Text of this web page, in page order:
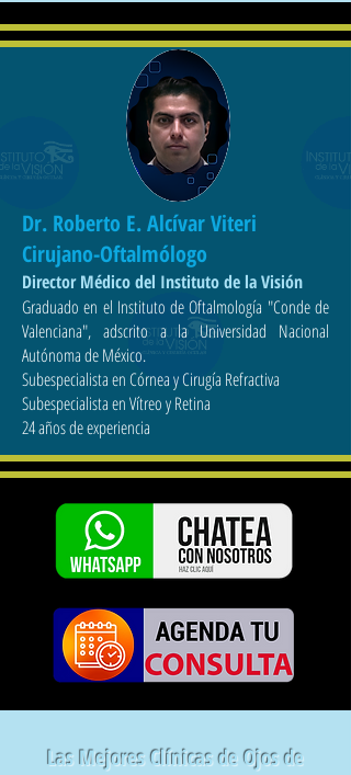
Dr. Roberto E. Alcívar Viteri
Cirujano-Oftalmólogo
Director Médico del Instituto de la Visión
Graduado en el Instituto de Oftalmología "Conde de
Valenciana", adscrito a la Universidad Nacional
Autónoma de México.
Subespecialista en Córnea y Cirugía Refractiva
Subespecialista en Vítreo y Retina
24 años de experiencia
Las Mejores Clínicas de Ojos de